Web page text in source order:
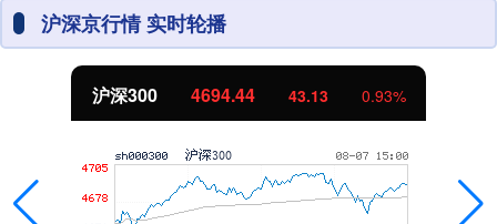
沪深京行情 实时轮播
沪深300 4694.44 43.13 0.93%